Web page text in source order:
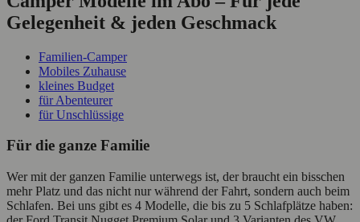
Gelegenheit & jeden Geschmack
Familien-Camper
Mobiles Zuhause
kleines Budget
für Abenteurer
für Unschlüssige
Für die ganze Familie
Wer mit der ganzen Familie unterwegs ist, der braucht ein bisschen
mehr Platz und das nicht nur während der Fahrt, sondern auch beim
Schlafen. Bei uns gibt es 4 Modelle, die bis zu 5 Schlafplätze haben: